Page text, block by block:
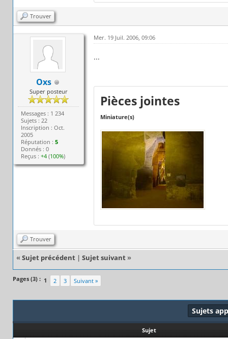
Trouver
Oxs
Super posteur
Messages : 1 234
Sujets : 22
Inscription : Oct.
2005
Réputation :5
Donnés : 0
Reçus :+4 (100%)
Mer. 19 Juil. 2006, 09:06
...
Pièces jointes
Miniature(s)
Trouver
« Sujet précédent | Sujet suivant »
Pages (3) : 1 2 3 Suivant »
Sujets
Sujet